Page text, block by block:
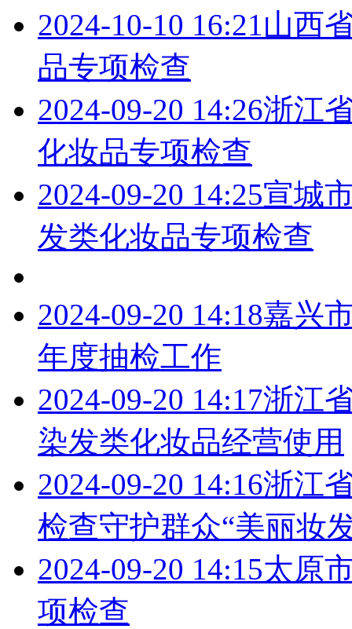
2024-10-10 16:21山西
品专项检查
2024-09-20 14:26浙江
化妆品专项检查
2024-09-20 14:25宣城
发类化妆品专项检查
2024-09-20 14:18嘉兴
年度抽检工作
2024-09-20 14:17浙江
染发类化妆品经营使用
2024-09-20 14:16浙江
检查守护群众“美丽妆
2024-09-20 14:15太原
项检查